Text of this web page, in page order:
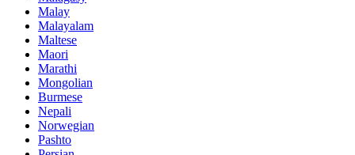
Malay
Malayalam
Maltese
Maori
Marathi
Mongolian
Burmese
Nepali
Norwegian
Pashto